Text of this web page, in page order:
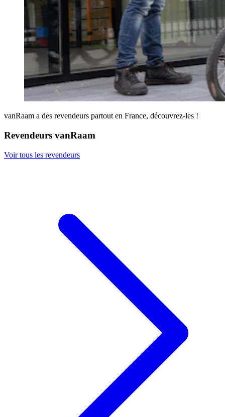
vanRaam a des revendeurs partout en France, découvrez-les !
Revendeurs vanRaam
Voir tous les revendeurs